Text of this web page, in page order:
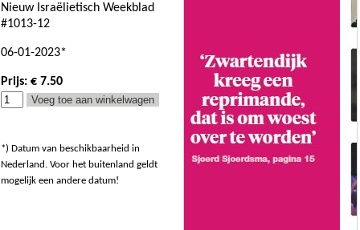
Nieuw Israëlietisch Weekblad
#1013-12
06-01-2023*
Prijs: € 7.50
*) Datum van beschikbaarheid in
Nederland. Voor het buitenland geldt
mogelijk een andere datum!